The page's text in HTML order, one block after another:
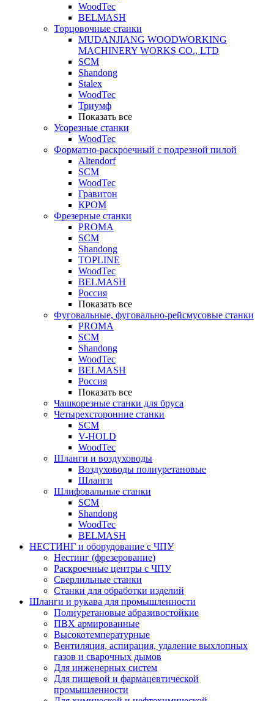
WoodTec
BELMASH
Торцовочные станки
MUDANJIANG WOODWORKING
MACHINERY WORKS CO., LTD
SCM
Shandong
Stalex
WoodTec
Триумф
Показать все
Усорезные станки
WoodTec
Форматно-раскроечный с подрезной пилой
Altendorf
SCM
WoodTec
Гравитон
КРОМ
Фрезерные станки
PROMA
SCM
Shandong
TOPLINE
WoodTec
BELMASH
Россия
Показать все
Фуговальные, фуговально-рейсмусовые станки
PROMA
SCM
Shandong
WoodTec
BELMASH
Россия
Показать все
Чашкорезные станки для бруса
Четырехсторонние станки
SCM
V-HOLD
WoodTec
Шланги и воздуховоды
Воздуховоды полиуретановые
Шланги
Шлифовальные станки
SCM
Shandong
WoodTec
BELMASH
НЕСТИНГ и оборудование с ЧПУ
Нестинг (фрезерование)
Раскроечные центры с ЧПУ
Сверлильные станки
Станки для обработки изделий
Шланги и рукава для промышленности
Полиуретановые абразивостойкие
ПВХ армированные
Высокотемпературные
Вентиляция, аспирация, удаление выхлопных
газов и сварочных дымов
Для инженерных систем
Для пищевой и фармацевтической
промышленности